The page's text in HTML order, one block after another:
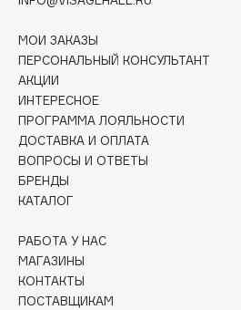
Collagenina
Consly
Corimo
CosRX
Crescina
Cunzite
Curaprox
D
МОИ ЗАКАЗЫ
ПЕРСОНАЛЬНЫЙ КОНСУЛЬТАНТ
АКЦИИ
ИНТЕРЕСНОЕ
ПРОГРАММА ЛОЯЛЬНОСТИ
ДОСТАВКА И ОПЛАТА
ВОПРОСЫ И ОТВЕТЫ
БРЕНДЫ
КАТАЛОГ
РАБОТА У НАС
МАГАЗИНЫ
КОНТАКТЫ
ПОСТАВЩИКАМ